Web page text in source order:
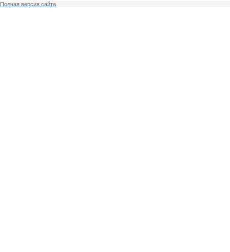
Полная версия сайта